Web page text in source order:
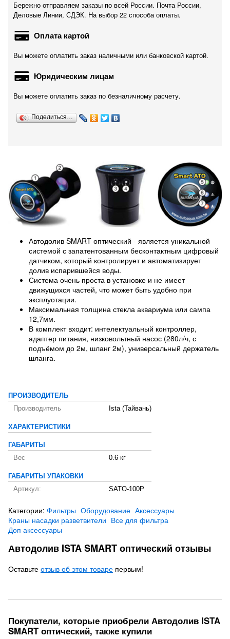
Бережно отправляем заказы по всей России. Почта России,
Деловые Линии, СДЭК. На выбор 22 способа оплаты.
Оплата картой
Вы можете оплатить заказ наличными или банковской картой.
Юридическим лицам
Вы можете оплатить заказ по безналичному расчету.
Поделиться…
Автодолив SMART оптический - является уникальной
системой с запатентованным бесконтактным цифровый
датчиком, который контролирует и автоматизирует
долив испарившейся воды.
Система очень проста в установке и не имеет
движущихся частей, что может быть удобно при
эксплуотации.
Максимальная толщина стекла аквариума или сампа
12,7мм.
В комплект входит: интелектуальный контроллер,
адаптер питания, низковольтный насос (280л/ч, с
подъёмом до 2м, шланг 2м), универсальный держатель
шланга.
ПРОИЗВОДИТЕЛЬ
Производитель
Ista (Тайвань)
ХАРАКТЕРИСТИКИ
ГАБАРИТЫ
Вес
0.6 кг
ГАБАРИТЫ УПАКОВКИ
Артикул:
SATO-100P
Категории: Фильтры Оборудование Аксессуары
Краны насадки разветвители Все для фильтра
Доп аксессуары
Автодолив ISTA SMART оптический отзывы
Оставьте отзыв об этом товаре первым!
Покупатели, которые приобрели Автодолив ISTA
SMART оптический, также купили